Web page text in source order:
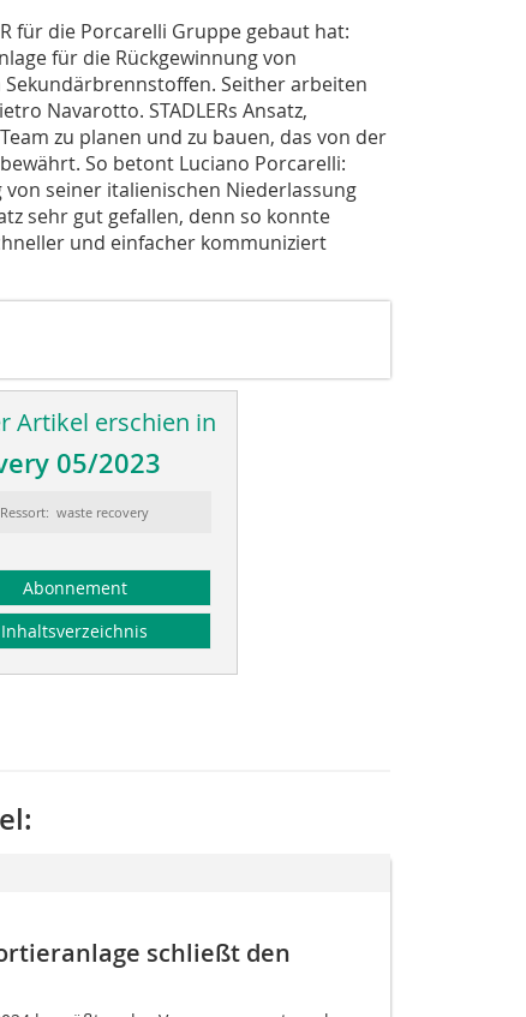
für die Porcarelli Gruppe gebaut hat:
für die Rückgewinnung von
Seither arbeiten
Navarotto. STADLERs Ansatz,
zu planen und zu bauen, das von der
So betont Luciano Porcarelli:
von seiner italienischen Niederlassung
sehr gut gefallen, denn so konnte
und einfacher kommuniziert
Artikel erschien in
05/2023
Ressort: waste recovery
Abonnement
Inhaltsverzeichnis
schließt den